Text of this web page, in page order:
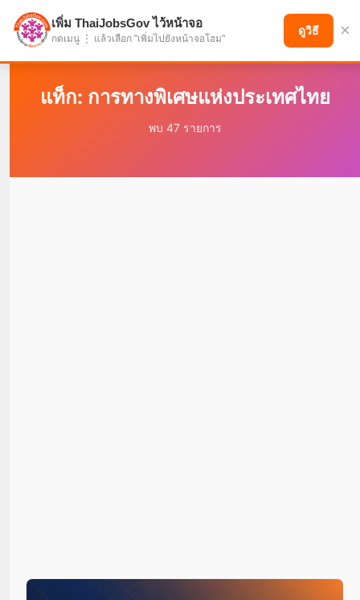
แบ่งปันโอกาส เพื่ออนาคตที่ก้าวหน้า
แท็ก: การทางพิเศษแห่งประเทศไทย
พบ 47 รายการ
เพิ่ม ThaiJobsGov ไว้หน้าจอ
กดเมนู ⋮ แล้วเลือก "เพิ่มไปยังหน้าจอโฮม"
ดูวิธี ×